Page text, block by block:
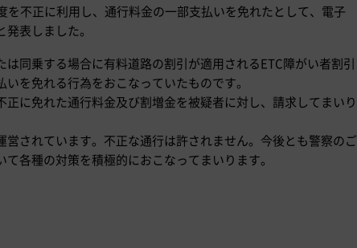
不正に利用し、通行料金の一部支払いを免れたとして、電子
表しました。
同乗する場合に有料道路の割引が適用されるETC障がい者割引
を免れる行為をおこなっていたものです。
に免れた通行料金及び割増金を被疑者に対し、請求してまいり
されています。不正な通行は許されません。今後とも警察のご
各種の対策を積極的におこなってまいります。